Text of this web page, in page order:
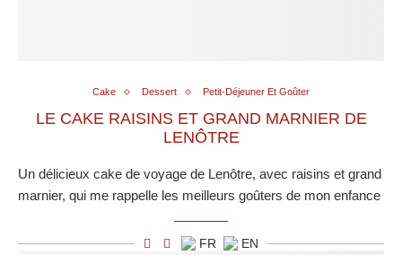
Cake Dessert Petit-Déjeuner Et Goûter
LE CAKE RAISINS ET GRAND MARNIER DE
LENÔTRE
Un délicieux cake de voyage de Lenôtre, avec raisins et grand
marnier, qui me rappelle les meilleurs goûters de mon enfance
FR EN